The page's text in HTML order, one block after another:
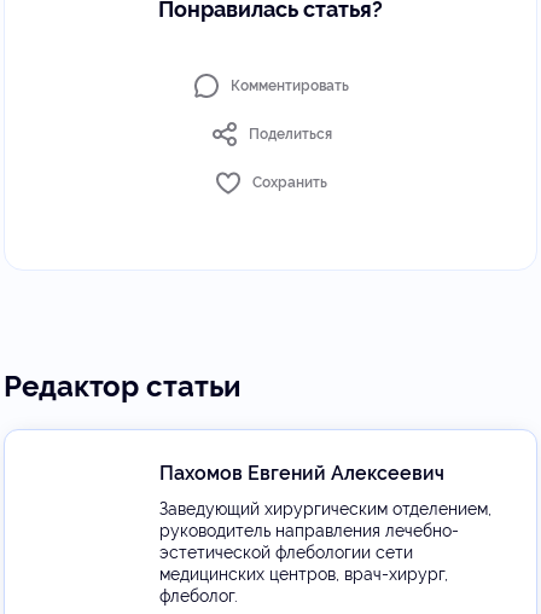
Понравилась статья?
Комментировать
Поделиться
Сохранить
Редактор статьи
Пахомов Евгений Алексеевич
Заведующий хирургическим отделением,
руководитель направления лечебно-
эстетической флебологии сети
медицинских центров, врач-хирург,
флеболог.